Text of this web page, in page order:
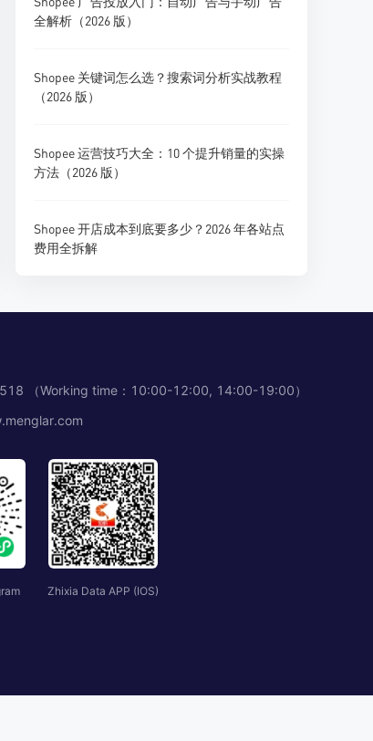
全解析（2026 版）
Shopee 关键词怎么选？搜索词分析实战教程
（2026 版）
Shopee 运营技巧大全：10 个提升销量的实操
方法（2026 版）
Shopee 开店成本到底要多少？2026 年各站点
费用全拆解
（Working time：10:00-12:00, 14:00-19:00）
Zhixia Data APP (IOS)